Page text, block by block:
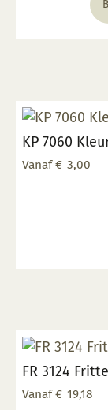
KP 7060
Vanaf € 3,00
FR 3124
Vanaf € 19,18